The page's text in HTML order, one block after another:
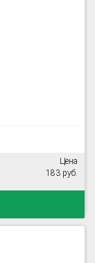
Цена
183 руб.